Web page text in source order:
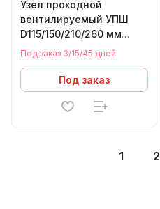
Узел проходной
вентилируемый УПШ
D115/150/210/260 мм
(Н+Н) ТИС ТермоВент
СТАНДАРТ)
Под заказ 3/15/45 дней
Под заказ
1 2